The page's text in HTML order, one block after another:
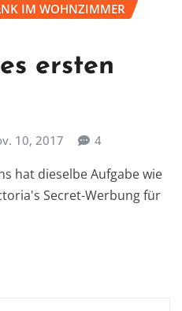
IM WOHNZIMMER
ersten
10, 2017 4
hat dieselbe Aufgabe wie
Secret-Werbung für